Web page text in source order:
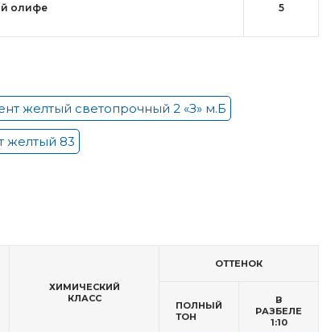
олифе 5
желтый светопрочный 2 «З» м.Б
желтый 83
ХИМИЧЕСКИЙ
КЛАСС
ОТТЕНОК
ПОЛНЫЙ
ТОН
В
РАЗБЕЛЕ
1:10